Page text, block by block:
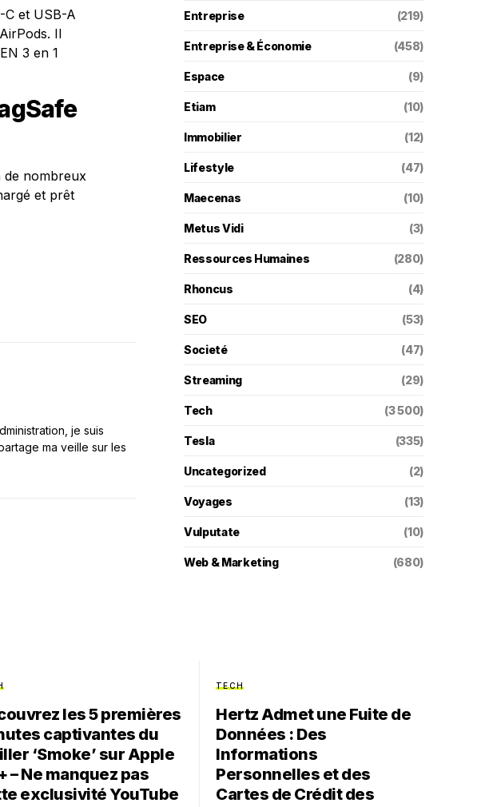
C et USB-A
Il
3 en 1
de nombreux
et prêt
je suis
ma veille sur les
Entreprise (219)
Entreprise & Économie (458)
Espace (9)
Etiam (10)
Immobilier (12)
Lifestyle (47)
Maecenas (10)
Metus Vidi (3)
Ressources Humaines (280)
Rhoncus (4)
SEO (53)
Societé (47)
Streaming (29)
Tech (3 500)
Tesla (335)
Uncategorized (2)
Voyages (13)
Vulputate (10)
Web & Marketing (680)
les 5 premières
captivantes du
‘Smoke’ sur Apple
– Ne manquez pas
exclusivité YouTube
TECH
Hertz Admet une Fuite de
Données : Des
Informations
Personnelles et des
Cartes de Crédit des